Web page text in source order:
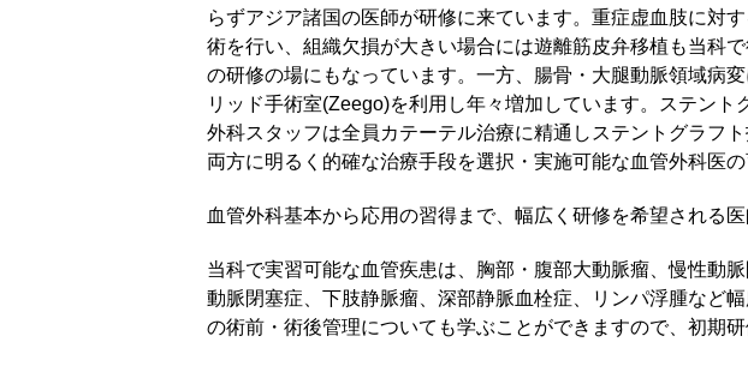
らずアジア諸国の医師が研修に来ています。重症虚血肢に対
術を行い、組織欠損が大きい場合には遊離筋皮弁移植も当科
の研修の場にもなっています。一方、腸骨・大腿動脈領域病
リッド手術室(Zeego)を利用し年々増加しています。ステン
外科スタッフは全員カテーテル治療に精通しステントグラフ
両方に明るく的確な治療手段を選択・実施可能な血管外科医の
血管外科基本から応用の習得まで、幅広く研修を希望される
当科で実習可能な血管疾患は、胸部・腹部大動脈瘤、慢性動
動脈閉塞症、下肢静脈瘤、深部静脈血栓症、リンパ浮腫など
の術前・術後管理についても学ぶことができますので、初期